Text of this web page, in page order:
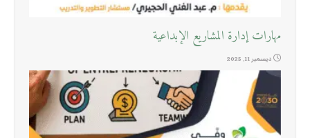
مهارات إدارة المشاريع الإبداعية
ديسمبر 11, 2025